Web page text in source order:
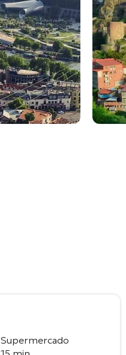
Supermercado